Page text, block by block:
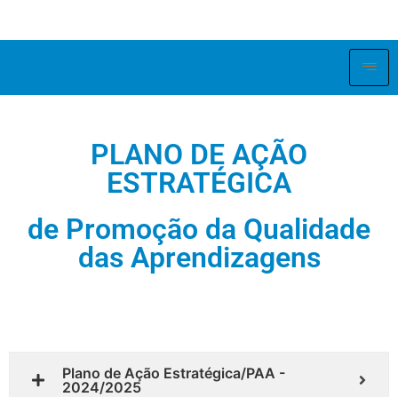
PLANO DE AÇÃO
ESTRATÉGICA
de Promoção da Qualidade
das Aprendizagens
Plano de Ação Estratégica/PAA -
2024/2025